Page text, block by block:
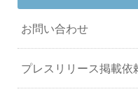
お問い合わせ
プレスリリース掲載依